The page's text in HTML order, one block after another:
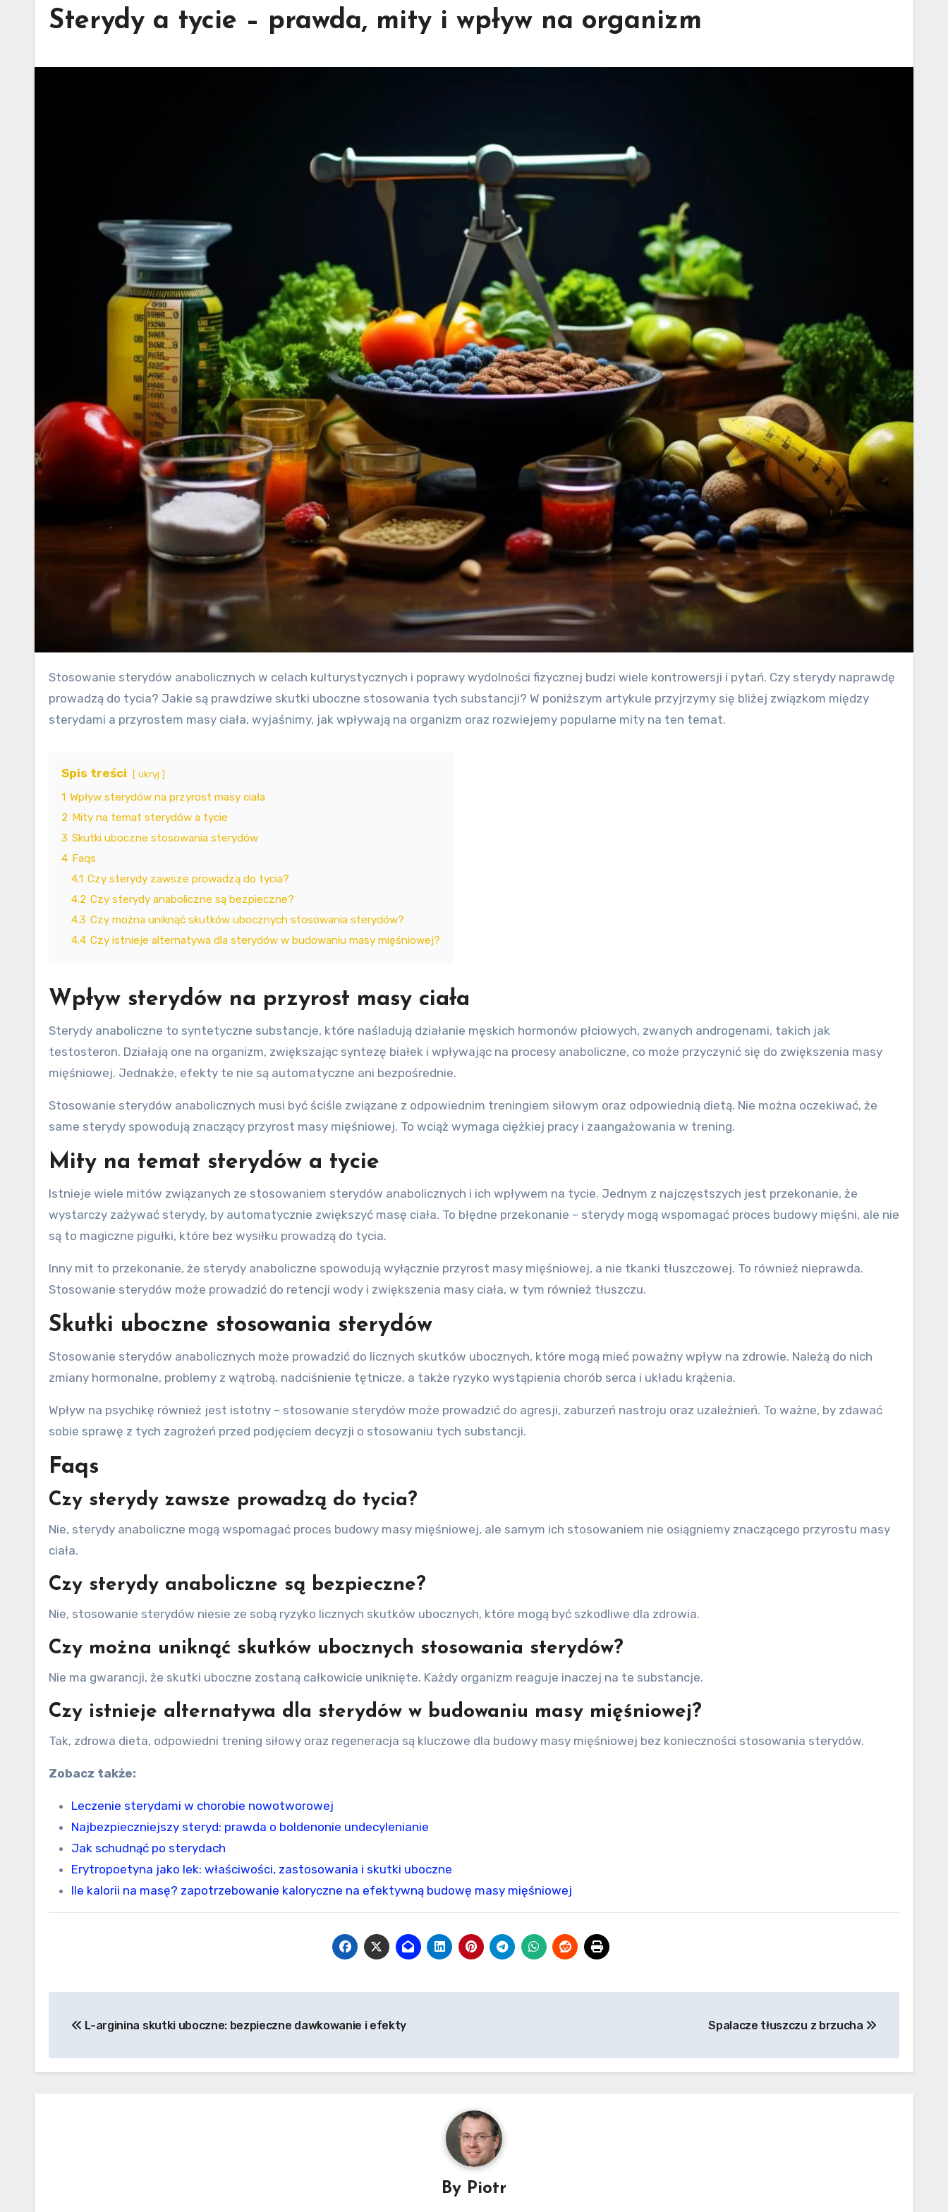
Sterydy a tycie – prawda, mity i wpływ na organizm
Stosowanie sterydów anabolicznych w celach kulturystycznych i poprawy wydolności fizycznej budzi wiele kontrowersji i pytań. Czy sterydy naprawdę
prowadzą do tycia? Jakie są prawdziwe skutki uboczne stosowania tych substancji? W poniższym artykule przyjrzymy się bliżej związkom między
sterydami a przyrostem masy ciała, wyjaśnimy, jak wpływają na organizm oraz rozwiejemy popularne mity na ten temat.
Spis treści ukryj
1 Wpływ sterydów na przyrost masy ciała
2 Mity na temat sterydów a tycie
3 Skutki uboczne stosowania sterydów
4 Faqs
4.1 Czy sterydy zawsze prowadzą do tycia?
4.2 Czy sterydy anaboliczne są bezpieczne?
4.3 Czy można uniknąć skutków ubocznych stosowania sterydów?
4.4 Czy istnieje alternatywa dla sterydów w budowaniu masy mięśniowej?
Wpływ sterydów na przyrost masy ciała
Sterydy anaboliczne to syntetyczne substancje, które naśladują działanie męskich hormonów płciowych, zwanych androgenami, takich jak
testosteron. Działają one na organizm, zwiększając syntezę białek i wpływając na procesy anaboliczne, co może przyczynić się do zwiększenia masy
mięśniowej. Jednakże, efekty te nie są automatyczne ani bezpośrednie.
Stosowanie sterydów anabolicznych musi być ściśle związane z odpowiednim treningiem siłowym oraz odpowiednią dietą. Nie można oczekiwać, że
same sterydy spowodują znaczący przyrost masy mięśniowej. To wciąż wymaga ciężkiej pracy i zaangażowania w trening.
Mity na temat sterydów a tycie
Istnieje wiele mitów związanych ze stosowaniem sterydów anabolicznych i ich wpływem na tycie. Jednym z najczęstszych jest przekonanie, że
wystarczy zażywać sterydy, by automatycznie zwiększyć masę ciała. To błędne przekonanie – sterydy mogą wspomagać proces budowy mięśni, ale nie
są to magiczne pigułki, które bez wysiłku prowadzą do tycia.
Inny mit to przekonanie, że sterydy anaboliczne spowodują wyłącznie przyrost masy mięśniowej, a nie tkanki tłuszczowej. To również nieprawda.
Stosowanie sterydów może prowadzić do retencji wody i zwiększenia masy ciała, w tym również tłuszczu.
Skutki uboczne stosowania sterydów
Stosowanie sterydów anabolicznych może prowadzić do licznych skutków ubocznych, które mogą mieć poważny wpływ na zdrowie. Należą do nich
zmiany hormonalne, problemy z wątrobą, nadciśnienie tętnicze, a także ryzyko wystąpienia chorób serca i układu krążenia.
Wpływ na psychikę również jest istotny – stosowanie sterydów może prowadzić do agresji, zaburzeń nastroju oraz uzależnień. To ważne, by zdawać
sobie sprawę z tych zagrożeń przed podjęciem decyzji o stosowaniu tych substancji.
Faqs
Czy sterydy zawsze prowadzą do tycia?
Nie, sterydy anaboliczne mogą wspomagać proces budowy masy mięśniowej, ale samym ich stosowaniem nie osiągniemy znaczącego przyrostu masy
ciała.
Czy sterydy anaboliczne są bezpieczne?
Nie, stosowanie sterydów niesie ze sobą ryzyko licznych skutków ubocznych, które mogą być szkodliwe dla zdrowia.
Czy można uniknąć skutków ubocznych stosowania sterydów?
Nie ma gwarancji, że skutki uboczne zostaną całkowicie uniknięte. Każdy organizm reaguje inaczej na te substancje.
Czy istnieje alternatywa dla sterydów w budowaniu masy mięśniowej?
Tak, zdrowa dieta, odpowiedni trening siłowy oraz regeneracja są kluczowe dla budowy masy mięśniowej bez konieczności stosowania sterydów.
Zobacz także:
Leczenie sterydami w chorobie nowotworowej
Najbezpieczniejszy steryd: prawda o boldenonie undecylenianie
Jak schudnąć po sterydach
Erytropoetyna jako lek: właściwości, zastosowania i skutki uboczne
Ile kalorii na masę? zapotrzebowanie kaloryczne na efektywną budowę masy mięśniowej
wpisuL-arginina skutki uboczne: bezpieczne dawkowanie i efekty Spalacze tłuszczu z brzucha
By Piotr